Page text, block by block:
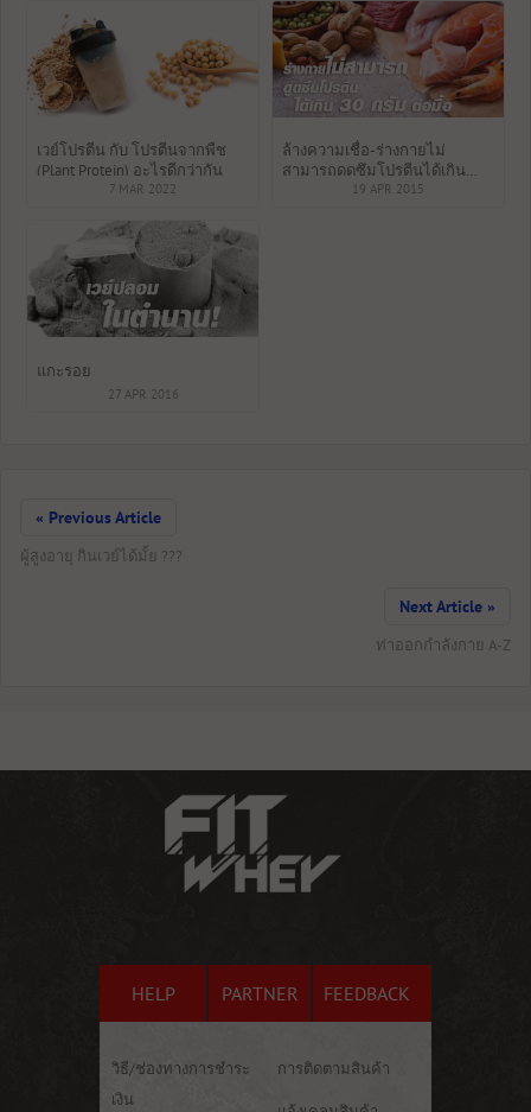
เวย์โปรตีน กับ โปรตีนจากพืช
(Plant Protein) อะไรดีกว่ากัน
7 MAR 2022
ล้างความเชื่อ-ร่างกายไม่
สามารถดูดซึมโปรตีนได้เกิน
30กรัมต่อมื้อ19 APR 2015
แกะรอย
27 APR 2016
« Previous Article
ผู้สูงอายุ กินเวย์ได้มั้ย ???
Next Article »
ท่าออกกำลังกาย A-Z
HELP PARTNER FEEDBACK
วิธี/ช่องทางการชำระ
เงิน
การติดตามสินค้า